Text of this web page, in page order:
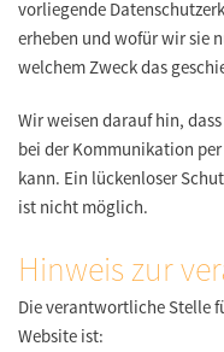
vorliegende
erheben und wofür wir sie
welchem Zweck das
Wir weisen darauf hin,
bei der Kommunikation
kann. Ein lückenloser
ist nicht möglich.
Hinweis zur
Die verantwortliche Stelle
Website ist: